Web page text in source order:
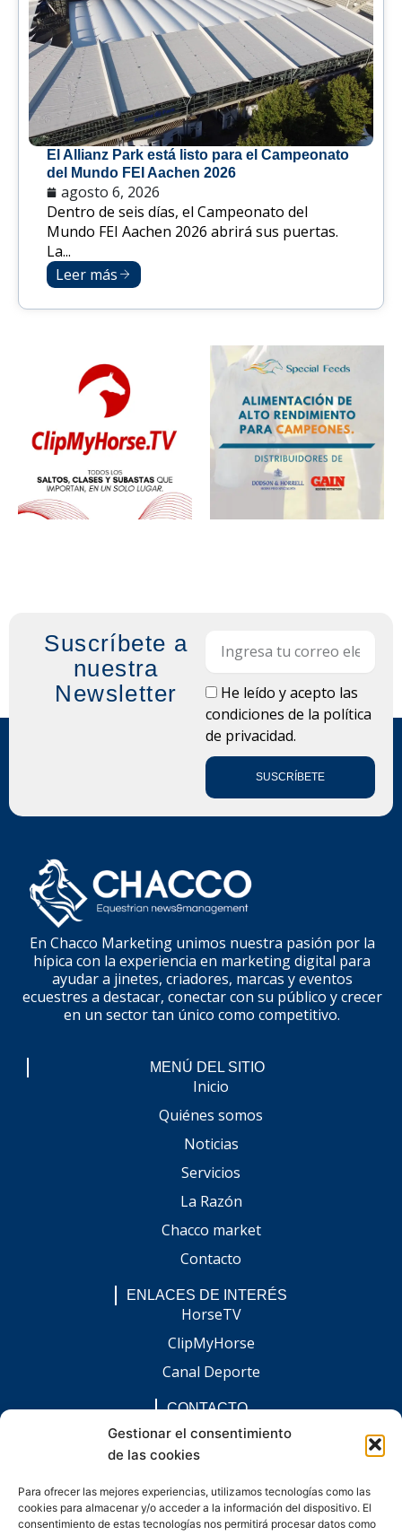
Gestionar el consentimiento
de las cookies
Para ofrecer las mejores experiencias, utilizamos tecnologías como las
cookies para almacenar y/o acceder a la información del dispositivo. El
consentimiento de estas tecnologías nos permitirá procesar datos como
El Allianz Park está listo para el Campeonato
del Mundo FEI Aachen 2026
agosto 6, 2026
Dentro de seis días, el Campeonato del
Mundo FEI Aachen 2026 abrirá sus puertas.
La...
Leer más
Suscríbete a
nuestra
Newsletter
LOPDHe leído y acepto las
condiciones de la política
de privacidad.
SUSCRÍBETE
En Chacco Marketing unimos nuestra pasión por la
hípica con la experiencia en marketing digital para
ayudar a jinetes, criadores, marcas y eventos
ecuestres a destacar, conectar con su público y crecer
en un sector tan único como competitivo.
MENÚ DEL SITIO
Inicio
Quiénes somos
Noticias
Servicios
La Razón
Chacco market
Contacto
ENLACES DE INTERÉS
HorseTV
ClipMyHorse
Canal Deporte
CONTACTO
comunicacion@chaccoinfo.com
Presentes en todo el ámbito nacional
F
a
c
I
n
s
L
i
n
E
n
v
W
h
a